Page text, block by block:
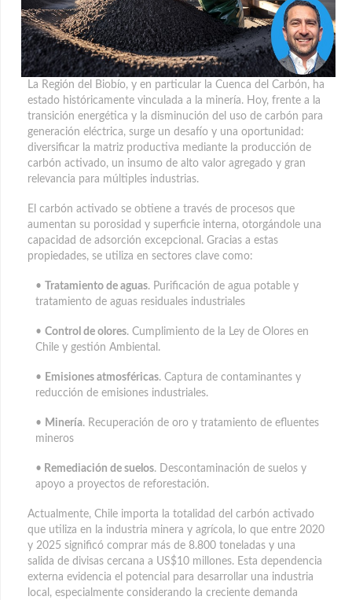
La Región del Biobío, y en particular la Cuenca del Carbón, ha
estado históricamente vinculada a la minería. Hoy, frente a la
transición energética y la disminución del uso de carbón para
generación eléctrica, surge un desafío y una oportunidad :
diversificar la matriz productiva mediante la producción de
carbón activado, un insumo de alto valor agregado y gran
relevancia para múltiples industrias.
El carbón activado se obtiene a través de procesos que
aumentan su porosidad y superficie interna, otorgándole una
capacidad de adsorción excepcional. Gracias a estas
propiedades, se utiliza en sectores clave como:
• Tratamiento de aguas. Purificación de agua potable y
tratamiento de aguas residuales industriales
• Control de olores. Cumplimiento de la Ley de Olores en
Chile y gestión Ambiental.
• Emisiones atmosféricas. Captura de contaminantes y
reducción de emisiones industriales.
• Minería. Recuperación de oro y tratamiento de efluentes
mineros
• Remediación de suelos. Descontaminación de suelos y
apoyo a proyectos de reforestación.
Actualmente, Chile importa la totalidad del carbón activado
que utiliza en la industria minera y agrícola, lo que entre 2020
y 2025 significó comprar más de 8.800 toneladas y una
salida de divisas cercana a US$10 millones. Esta dependencia
externa evidencia el potencial para desarrollar una industria
local, especialmente considerando la creciente demanda